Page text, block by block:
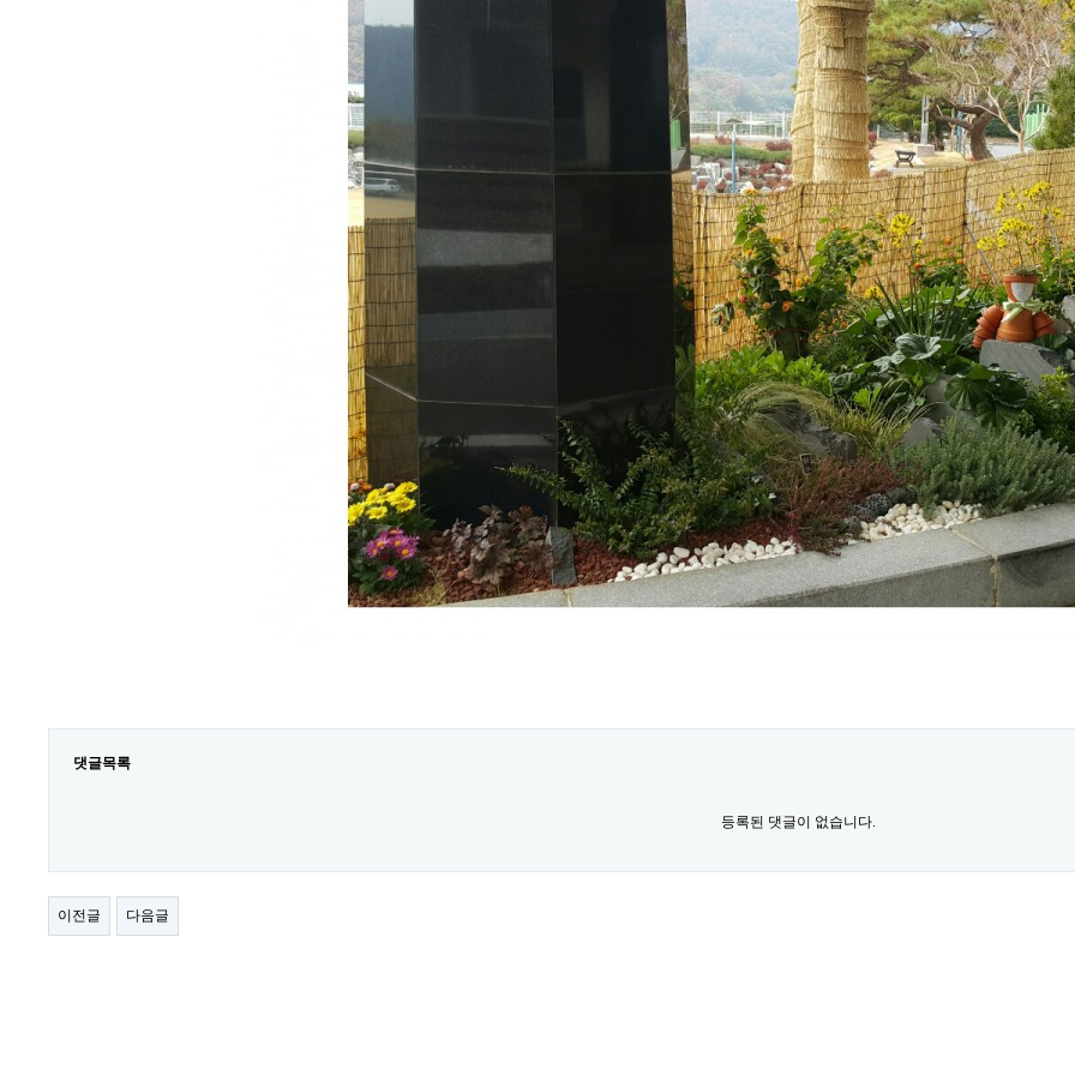
댓글목록
등록된 댓글이 없습니다.
이전글 다음글